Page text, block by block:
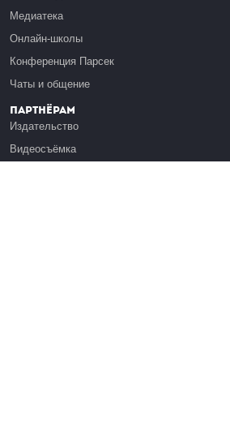
Медиатека
Онлайн-школы
Конференция Парсек
Чаты и общение
Партнёрам
Издательство
Видеосъёмка